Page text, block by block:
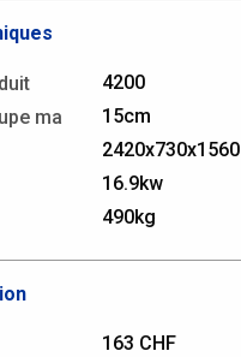
4200
ma
15cm
2420x730x1560
16.9kw
490kg
163 CHF